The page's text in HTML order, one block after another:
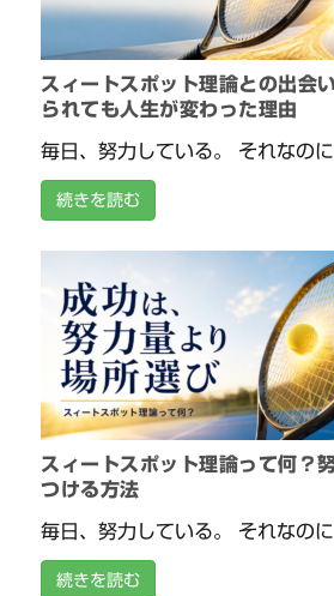
スィートスポット理論との出会
られても人生が変わった理由
毎日、努力している。 それなのに
続きを読む
スィートスポット理論って何？
つける方法
毎日、努力している。 それなのに
続きを読む